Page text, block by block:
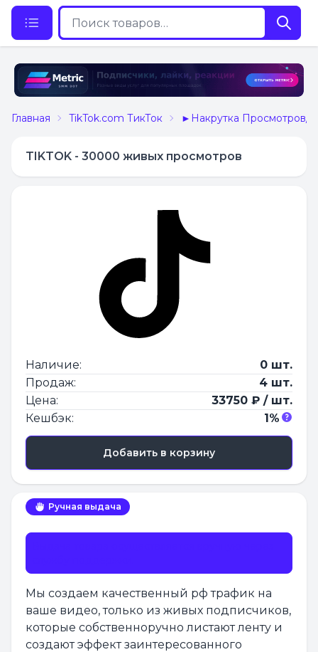
Главная TikTok.com ТикТок ►Накрутка Просмотров/
TIKTOK - 30000 живых просмотров
Ручная выдача
Мы создаем качественный рф трафик на
ваше видео, только из живых подписчиков,
которые собственноручно листают ленту и
создают эффект заинтересованного
Наличие:
0 шт.
Продаж:
4 шт.
Цена:
33750 ₽ / шт.
Кешбэк:
1%
Добавить в корзину